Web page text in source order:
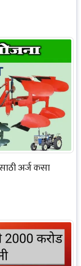
अर्ज कसा